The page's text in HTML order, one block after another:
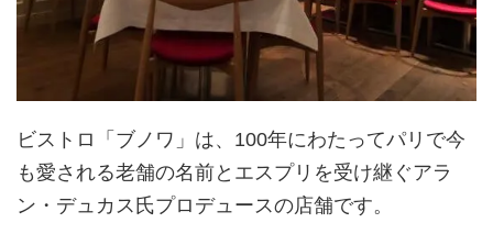
ビストロ「ブノワ」は、100年にわたってパリで今
も愛される老舗の名前とエスプリを受け継ぐアラ
ン・デュカス氏プロデュースの店舗です。